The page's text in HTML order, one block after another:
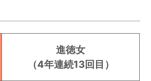
進徳女
（4年連続13回目 ）